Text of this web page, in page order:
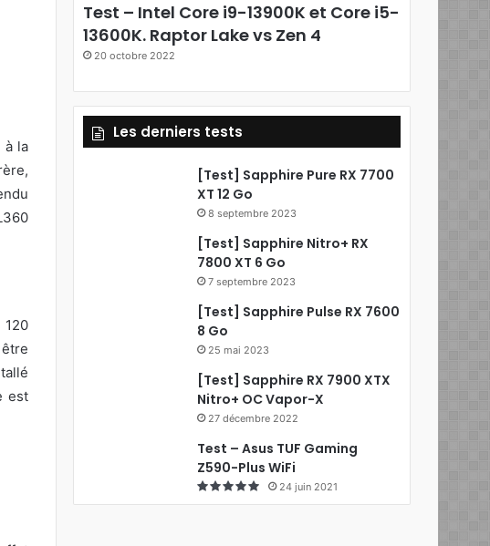
à la
120
est
Test – Intel Core i9-13900K et Core i5-
13600K. Raptor Lake vs Zen 4
20 octobre 2022
Les derniers tests
[Test] Sapphire Pure RX 7700
XT 12 Go
8 septembre 2023
[Test] Sapphire Nitro+ RX
7800 XT 6 Go
7 septembre 2023
[Test] Sapphire Pulse RX 7600
8 Go
25 mai 2023
[Test] Sapphire RX 7900 XTX
Nitro+ OC Vapor-X
27 décembre 2022
Test – Asus TUF Gaming
Z590-Plus WiFi
24 juin 2021